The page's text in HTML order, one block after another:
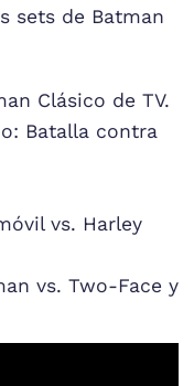
sets de Batman
Clásico de TV.
Batalla contra
vs. Harley
vs. Two-Face y